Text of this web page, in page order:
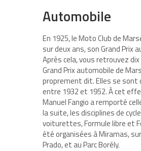
Automobile
En 1925, le Moto Club de
sur deux ans, son Grand Prix
Après cela, vous retrouvez
Grand Prix automobile de
proprement dit. Elles se sont
entre 1932 et 1952. À cet
Manuel Fangio a remporté
la suite, les disciplines de
voiturettes, Formule libre et
été organisées à Miramas,
Prado, et au Parc Borély.